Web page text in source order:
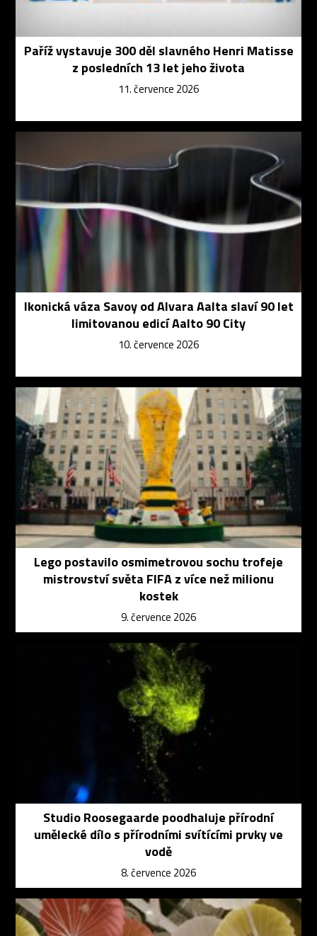
Paříž vystavuje 300 děl slavného Henri Matisse
z posledních 13 let jeho života
11. července 2026
Ikonická váza Savoy od Alvara Aalta slaví 90 let
limitovanou edicí Aalto 90 City
10. července 2026
Lego postavilo osmimetrovou sochu trofeje
mistrovství světa FIFA z více než milionu
kostek
9. července 2026
Studio Roosegaarde poodhaluje přírodní
umělecké dílo s přírodními svítícími prvky ve
vodě
8. července 2026